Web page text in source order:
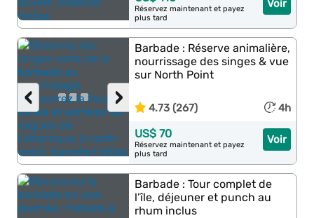
Voir
Réservez maintenant et payez
plus tard
›
‹
Barbade : Réserve animalière,
nourrissage des singes & vue
sur North Point
4.73 (267) 4h
Voir
US$ 70
Réservez maintenant et payez
plus tard
Barbade : Tour complet de
l’île, déjeuner et punch au
rhum inclus